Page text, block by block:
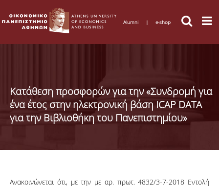
Alumni | e-shop
Κατάθεση προσφορών για την «Συνδρομή για
ένα έτος στην ηλεκτρονική βάση ICAP DATA
για την Βιβλιοθήκη του Πανεπιστημίου»
Ανακοινώνεται ότι, με την με αρ. πρωτ. 4832/3-7-2018 Εντολή